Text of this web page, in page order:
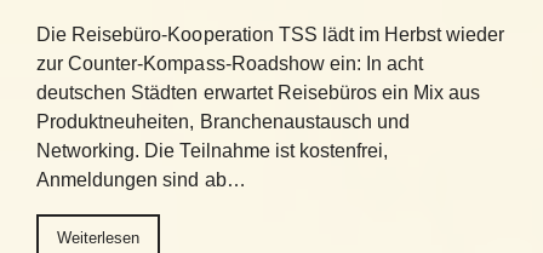
Die Reisebüro-Kooperation TSS lädt im Herbst wieder
zur Counter-Kompass-Roadshow ein: In acht
deutschen Städten erwartet Reisebüros ein Mix aus
Produktneuheiten, Branchenaustausch und
Networking. Die Teilnahme ist kostenfrei,
Anmeldungen sind ab…
Weiterlesen